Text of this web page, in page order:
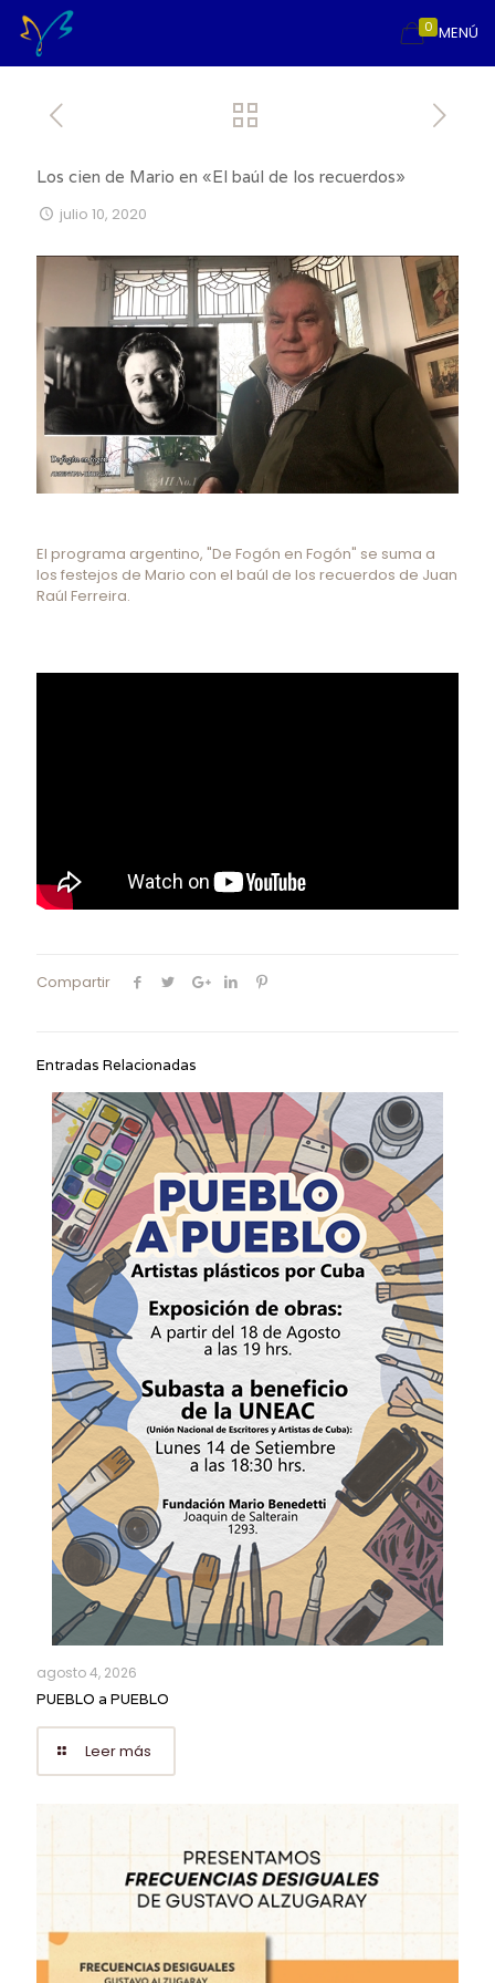
MENÚ
0
Los cien de Mario en «El baúl de los recuerdos»
julio 10, 2020
El programa argentino, "De Fogón en Fogón" se suma a
los festejos de Mario con el baúl de los recuerdos de Juan
Raúl Ferreira.
Compartir
Entradas Relacionadas
agosto 4, 2026
PUEBLO a PUEBLO
Leer más